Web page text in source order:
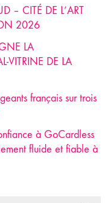
– CITÉ DE L’ART
2026
LA
VITRINE DE LA
français sur trois
à GoCardless
fluide et fiable à